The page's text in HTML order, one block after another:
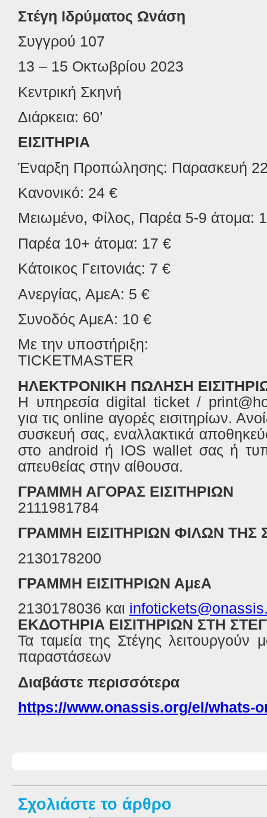
Στέγη Ιδρύματος Ωνάση
Συγγρού 107
13 – 15 Οκτωβρίου 2023
Κεντρική Σκηνή
Διάρκεια: 60’
ΕΙΣΙΤΗΡΙΑ
Έναρξη Προπώλησης: Παρασκευή
Κανονικό: 24 €
Μειωμένο, Φίλος, Παρέα 5-9 άτομα:
Παρέα 10+ άτομα: 17 €
Κάτοικος Γειτονιάς: 7 €
Ανεργίας, ΑμεΑ: 5 €
Συνοδός ΑμεA: 10 €
Με την υποστήριξη:
TICKETMASTER
ΗΛΕΚΤΡΟΝΙΚΗ ΠΩΛΗΣΗ
Η υπηρεσία digital ticket/ print@
για τις online αγορές εισιτηρίων.
συσκευή σας, εναλλακτικά
στο android ή IOS walletσας ή
απευθείας στην αίθουσα.
ΓΡΑΜΜΗ ΑΓΟΡΑΣ ΕΙΣΙΤΗΡΙΩΝ
2111981784
ΓΡΑΜΜΗ ΕΙΣΙΤΗΡΙΩΝ ΦΙΛΩΝ ΤΗΣ
2130178200
ΓΡΑΜΜΗ ΕΙΣΙΤΗΡΙΩΝ ΑμεΑ
2130178036 και
ΕΚΔΟΤΗΡΙΑ ΕΙΣΙΤΗΡΙΩΝ ΣΤΗ
Τα ταμεία της Στέγης λειτουργούν
παραστάσεων
Διαβάστε περισσότερα
https://www.onassis.org/el/whats-
Σχολιάστε το άρθρο